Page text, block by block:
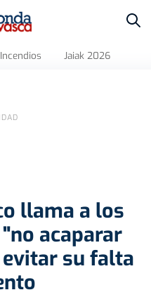
Incendios Jaiak 2026
llama a los
acaparar
su falta